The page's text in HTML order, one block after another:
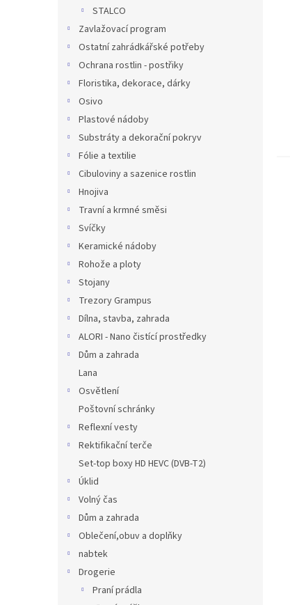
STALCO
Zavlažovací program
Ostatní zahrádkářské potřeby
Ochrana rostlin - postřiky
Floristika, dekorace, dárky
Osivo
Plastové nádoby
Substráty a dekorační pokryv
Fólie a textilie
Cibuloviny a sazenice rostlin
Hnojiva
Travní a krmné směsi
Svíčky
Keramické nádoby
Rohože a ploty
Stojany
Trezory Grampus
Dílna, stavba, zahrada
ALORI - Nano čistící prostředky
Dům a zahrada
Lana
Osvětlení
Poštovní schránky
Reflexní vesty
Rektifikační terče
Set-top boxy HD HEVC (DVB-T2)
Úklid
Volný čas
Dům a zahrada
Oblečení,obuv a doplňky
nabtek
Drogerie
Praní prádla